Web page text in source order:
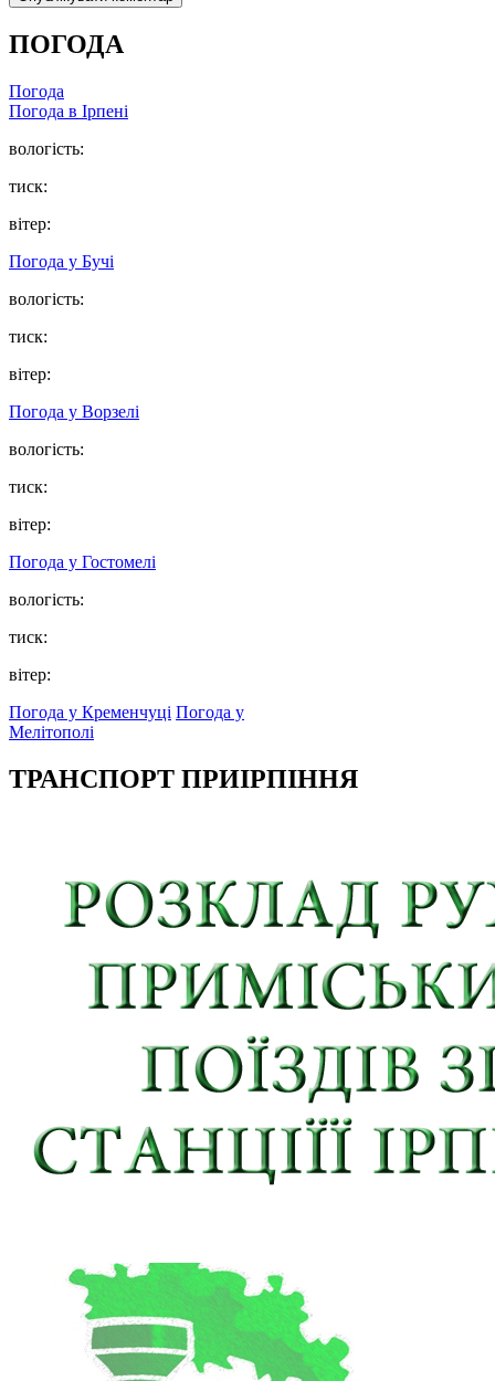
ПОГОДА
Погода
Погода в Ірпені
вологість:
тиск:
вітер:
Погода у Бучі
вологість:
тиск:
вітер:
Погода у Ворзелі
вологість:
тиск:
вітер:
Погода у Гостомелі
вологість:
тиск:
вітер:
Погода у Кременчуці Погода у
Мелітополі
ТРАНСПОРТ ПРИІРПІННЯ